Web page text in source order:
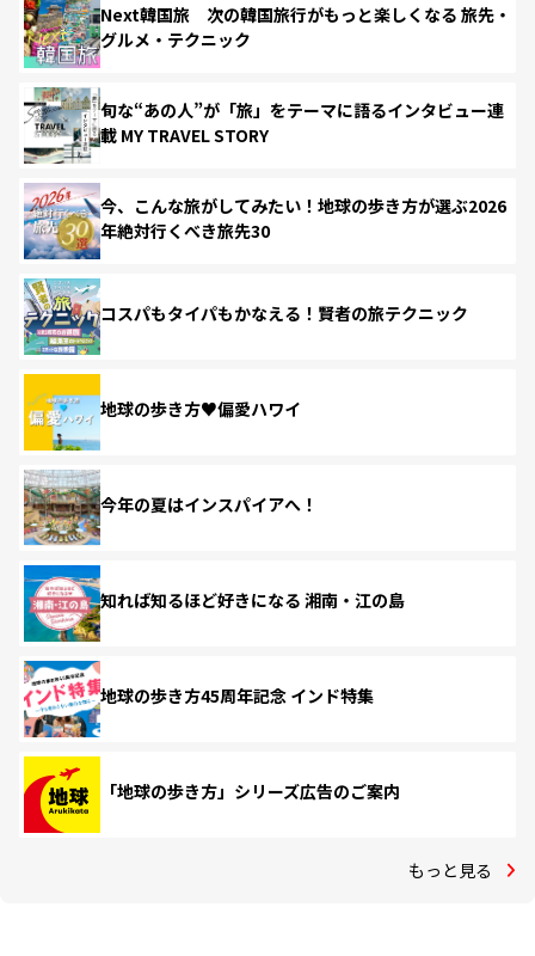
Next韓国旅 次の韓国旅行がもっと楽しくなる 旅先・
グルメ・テクニック
旬な“あの人”が「旅」をテーマに語るインタビュー連
載 MY TRAVEL STORY
今、こんな旅がしてみたい！地球の歩き方が選ぶ2026
年絶対行くべき旅先30
コスパもタイパもかなえる！賢者の旅テクニック
地球の歩き方♥偏愛ハワイ
今年の夏はインスパイアへ！
知れば知るほど好きになる 湘南・江の島
地球の歩き方45周年記念 インド特集
「地球の歩き方」シリーズ広告のご案内
もっと見る